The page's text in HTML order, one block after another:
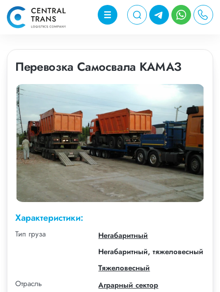
Перевозка Самосвала КАМАЗ
Характеристики:
Тип груза
Негабаритный
Негабаритный, тяжеловесный
Тяжеловесный
Отрасль
Аграрный сектор